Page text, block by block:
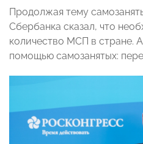
Продолжая тему
Сбербанка сказал, что
количество МСП в стране.
помощью самозанятых: